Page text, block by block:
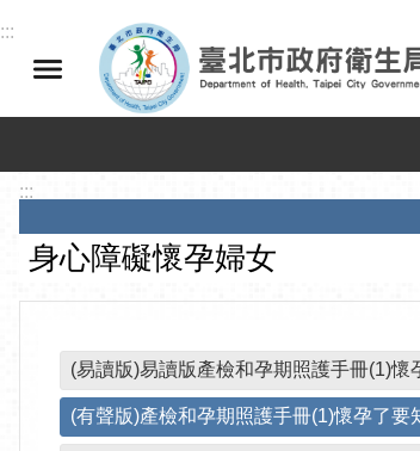
跳到主要內容區塊
:::
:::
身心障礙懷孕婦女
(易讀版)易讀版產檢和孕期照護手冊(1)懷
(有聲版)產檢和孕期照護手冊(1)懷孕了要